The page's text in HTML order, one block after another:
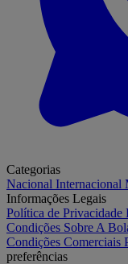
Categorias
Nacional Internacional
Informações Legais
Política de Privacidade
Condições Sobre A
Condições Comerciais
preferências